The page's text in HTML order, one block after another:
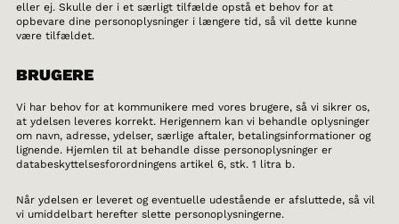
eller ej. Skulle der i et særligt tilfælde opstå et behov for at
opbevare dine personoplysninger i længere tid, så vil dette kunne
være tilfældet.
BRUGERE
Vi har behov for at kommunikere med vores brugere, så vi sikrer os,
at ydelsen leveres korrekt. Herigennem kan vi behandle oplysninger
om navn, adresse, ydelser, særlige aftaler, betalingsinformationer og
lignende. Hjemlen til at behandle disse personoplysninger er
databeskyttelsesforordningens artikel 6, stk. 1 litra b.
Når ydelsen er leveret og eventuelle udestående er afsluttede, så vil
vi umiddelbart herefter slette personoplysningerne.